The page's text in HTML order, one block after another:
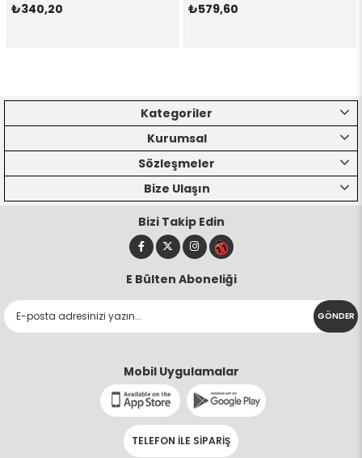
₺340,20 ₺579,60
Kategoriler
Kurumsal
Sözleşmeler
Bize Ulaşın
Bizi Takip Edin
E Bülten Aboneliği
GÖNDER
Mobil Uygulamalar
TELEFON İLE SİPARİŞ